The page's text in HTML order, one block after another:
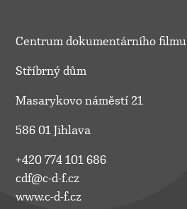
Centrum dokumentárního filmu
Stříbrný dům
Masarykovo náměstí 21
586 01 Jihlava
+420 774 101 686
cdf@c-d-f.cz
www.c-d-f.cz